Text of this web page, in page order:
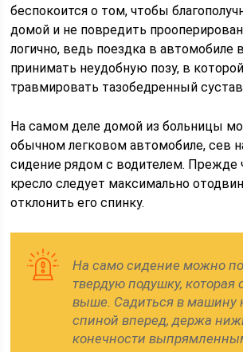
беспокоится о том, чтобы
домой и не повредить
логично, ведь поездка в автомобиле
принимать неудобную позу, в
травмировать тазобедренный
На самом деле домой из больницы
обычном легковом автомобиле, сев
сидение рядом с водителем. Прежде
кресло следует максимально
отклонить его спинку.
На само сидение можно
твердую подушку, которая
выше. Садиться в машину
спиной вперед, держа
конечности